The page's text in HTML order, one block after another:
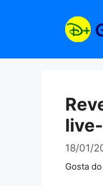
18/01/
Gosta